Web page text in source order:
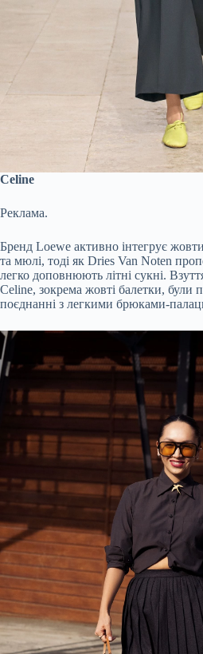
Celine
Реклама.
Бренд Loewe активно інтегрує
та мюлі, тоді як Dries Van Noten
легко доповнюють літні сукні.
Celine, зокрема жовті балетки, були
поєднанні з легкими брюками-